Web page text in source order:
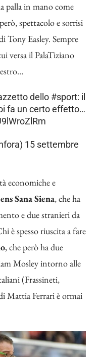
palla in mano come
spettacolo e sorrisi
Tony Easley. Sempre
versa il PalaTiziano
dello #sport: il
fa un certo effetto…
15 settembre
economiche e
Sana Siena, che ha
e due stranieri da
è spesso riuscita a fare
, che però ha due
Mosley intorno alle
(Frassineti,
Mattia Ferrari è ormai